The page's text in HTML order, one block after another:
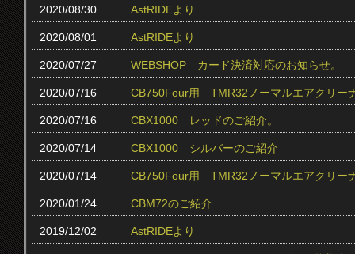
2020/08/30 AstRIDEより
2020/08/01 AstRIDEより
2020/07/27 WEBSHOP カード決済対応のお知らせ。
2020/07/16 CB750Four用 TMR32ノーマルエアクリー
2020/07/16 CBX1000 レッドのご紹介。
2020/07/14 CBX1000 シルバーのご紹介
2020/07/14 CB750Four用 TMR32ノーマルエアクリー
2020/01/24 CBM72のご紹介
2019/12/02 AstRIDEより